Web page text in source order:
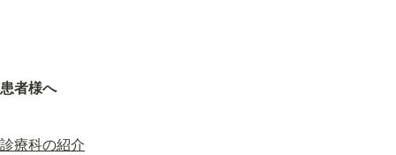
患者様へ
診療科の紹介